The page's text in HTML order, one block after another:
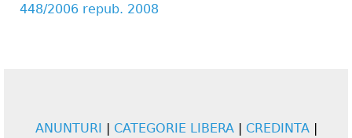
448/2006 repub. 2008
ANUNTURI | CATEGORIE LIBERA| CREDINTA|